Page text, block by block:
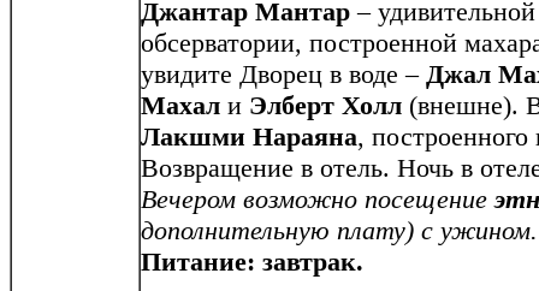
Джантар Мантар –
обсерватории, построенной
увидите Дворец в воде – Джал
Махал и Элберт Холл (внешне).
Лакшми Нараяна, построенного
Возвращение в отель. Ночь в
Вечером возможно посещение
дополнительную плату) с ужином.
Питание: завтрак.